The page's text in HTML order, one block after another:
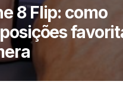
8 Flip: como